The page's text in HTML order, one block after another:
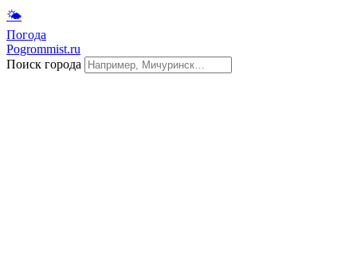
🌤
Погода
Pogrommist.ru
Поиск города